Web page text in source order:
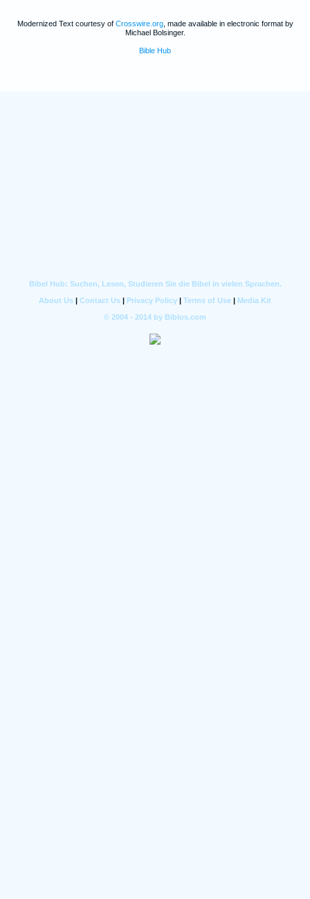
Modernized Text courtesy of Crosswire.org, made available in electronic format by
Michael Bolsinger.
Bible Hub